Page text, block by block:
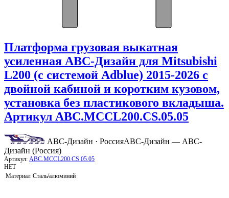
Платформа грузовая выкатная
усиленная АВС-Дизайн для Mitsubishi
L200 (с системой Adblue) 2015-2026 с
двойной кабиной и коротким кузовом,
установка без пластикового вкладыша.
Артикул ABC.MCCL200.CS.05.05
АВС-Дизайн · РоссияАВС-Дизайн — АВС-
Дизайн (Россия)
Артикул: ABC.MCCL200.CS.05.05
НЕТ
Материал Сталь/алюминий